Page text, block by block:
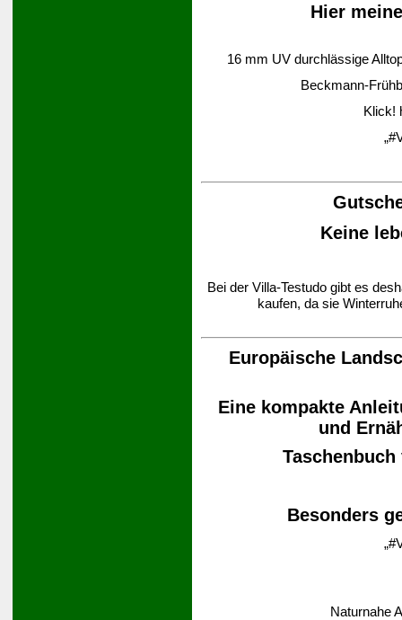
Hier
16 mm UV durchlässige
Beckmann-
Klick!
Keine
Bei der Villa-Testudo gibt es
kaufen, da sie
Europäische
Eine kompakte
und
Besonders
Naturnahe